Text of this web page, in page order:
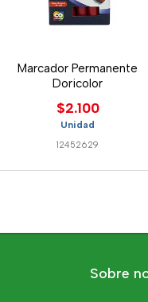
Marcador Permanente
Doricolor
$2.100
Unidad
12452629
Sobre